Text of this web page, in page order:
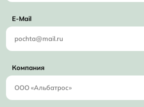
E-Mail
Компания